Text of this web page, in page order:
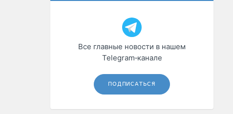
Все главные новости в нашем
Telegram‑канале
ПОДПИСАТЬСЯ